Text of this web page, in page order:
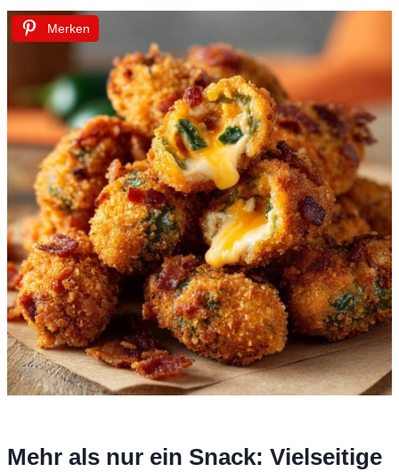
Merken
Mehr als nur ein Snack: Vielseitige